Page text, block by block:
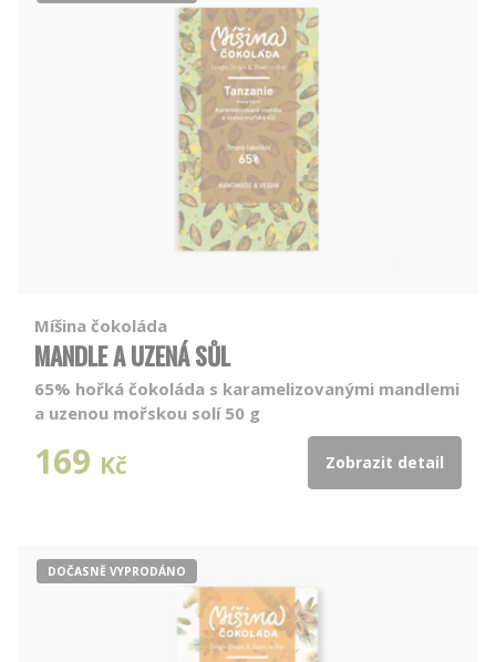
Míšina čokoláda
MANDLE A UZENÁ SŮL
65% hořká čokoláda s karamelizovanými mandlemi
a uzenou mořskou solí 50 g
169 Kč Zobrazit detail
DOČASNĚ VYPRODÁNO